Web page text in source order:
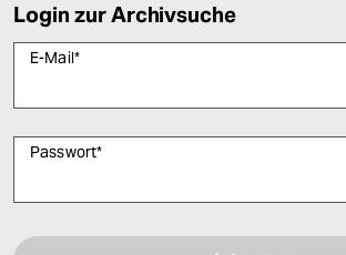
Login zur Archivsuche
E-Mail*
Passwort*